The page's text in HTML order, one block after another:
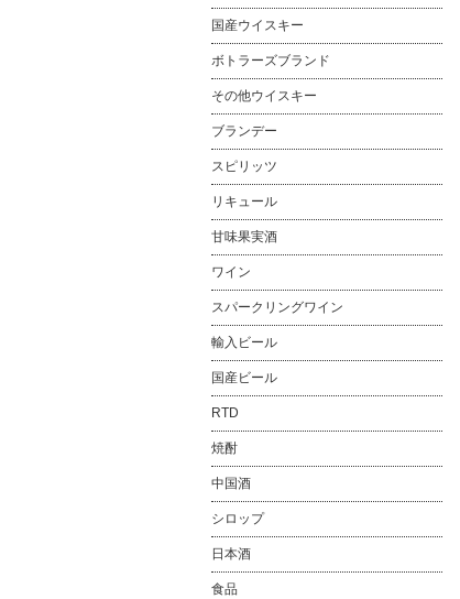
国産ウイスキー
ボトラーズブランド
その他ウイスキー
ブランデー
スピリッツ
リキュール
甘味果実酒
ワイン
スパークリングワイン
輸入ビール
国産ビール
RTD
焼酎
中国酒
シロップ
日本酒
食品